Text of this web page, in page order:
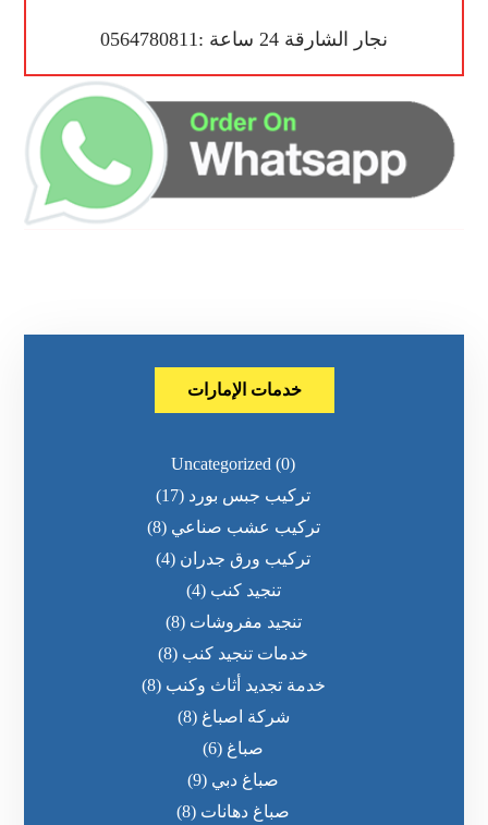
نجار الشارقة 24 ساعة :0564780811
خدمات الإمارات
Uncategorized (0)
تركيب جبس بورد (17)
تركيب عشب صناعي (8)
تركيب ورق جدران (4)
تنجيد كنب (4)
تنجيد مفروشات (8)
خدمات تنجيد كنب (8)
خدمة تجديد أثاث وكنب (8)
شركة اصباغ (8)
صباغ (6)
صباغ دبي (9)
صباغ دهانات (8)